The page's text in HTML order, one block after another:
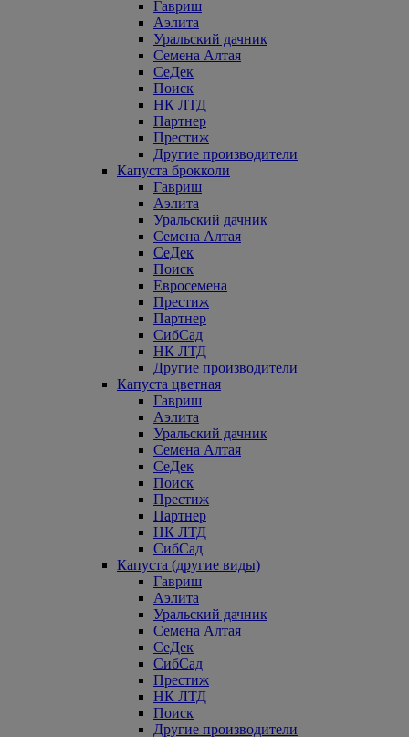
Гавриш
Аэлита
Уральский дачник
Семена Алтая
СеДек
Поиск
НК ЛТД
Партнер
Престиж
Другие производители
Капуста брокколи
Гавриш
Аэлита
Уральский дачник
Семена Алтая
СеДек
Поиск
Евросемена
Престиж
Партнер
СибСад
НК ЛТД
Другие производители
Капуста цветная
Гавриш
Аэлита
Уральский дачник
Семена Алтая
СеДек
Поиск
Престиж
Партнер
НК ЛТД
СибСад
Капуста (другие виды)
Гавриш
Аэлита
Уральский дачник
Семена Алтая
СеДек
СибСад
Престиж
НК ЛТД
Поиск
Другие производители